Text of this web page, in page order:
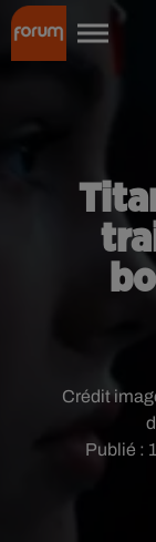
Publié :
Crédit